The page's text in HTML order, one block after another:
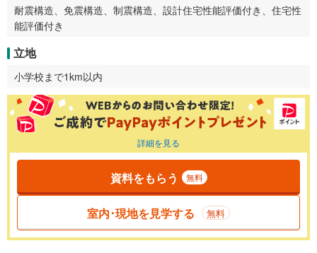
耐震構造、免震構造、制震構造、設計住宅性能評価付き、住宅性
能評価付き
立地
小学校まで1km以内
詳細を見る
資料をもらう 無料
室内･現地を見学する 無料